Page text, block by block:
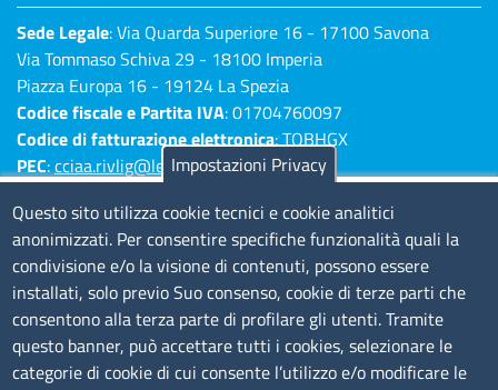
Sede Legale: Via Quarda Superiore 16 - 17100 Savona
Via Tommaso Schiva 29 - 18100 Imperia
Piazza Europa 16 - 19124 La Spezia
Codice fiscale e Partita IVA: 01704760097
Codice di fatturazione elettronica: TQBHGX
PEC:cciaa.rivlig@legalmail.it
Imperia 0183 7931 - La Spezia 0187 7281
Amministrazione Trasparente
Consulta tutte le sezioni
Bilanci
Impostazioni Privacy
Questo sito utilizza cookie tecnici e cookie analitici
anonimizzati. Per consentire specifiche funzionalità quali la
condivisione e/o la visione di contenuti, possono essere
installati, solo previo Suo consenso, cookie di terze parti che
consentono alla terza parte di profilare gli utenti. Tramite
questo banner, può accettare tutti i cookies, selezionare le
categorie di cookie di cui consente l’utilizzo e/o modificare le